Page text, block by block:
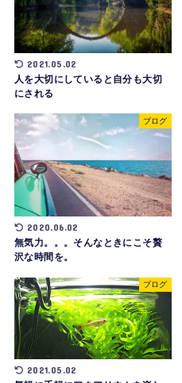
2021.05.02
人を大切にしていると自分も大切
にされる
ブログ
2020.06.02
無気力。。。そんなときにこそ贅
沢な時間を。
ブログ
2021.05.02